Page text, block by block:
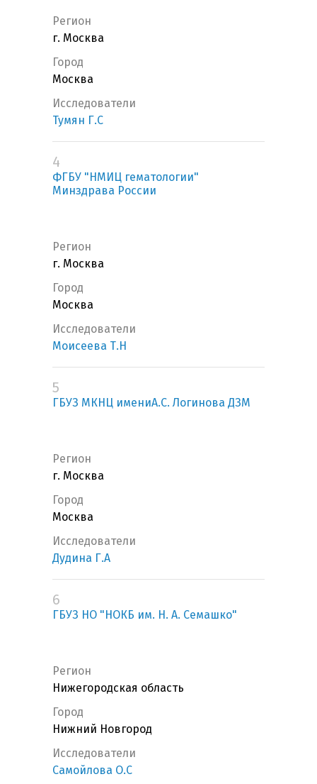
Регион
г. Москва
Город
Москва
Исследователи
Тумян Г.С
4
ФГБУ "НМИЦ гематологии"
Минздрава России
Регион
г. Москва
Город
Москва
Исследователи
Моисеева Т.Н
5
ГБУЗ МКНЦ имениА.С. Логинова ДЗМ
Регион
г. Москва
Город
Москва
Исследователи
Дудина Г.А
6
ГБУЗ НО "НОКБ им. Н. А. Семашко"
Регион
Нижегородская область
Город
Нижний Новгород
Исследователи
Самойлова О.С